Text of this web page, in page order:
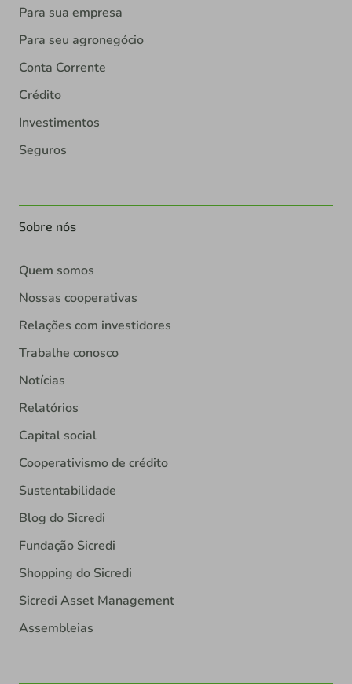
Para sua empresa
Para seu agronegócio
Conta Corrente
Crédito
Investimentos
Seguros
Sobre nós
Quem somos
Nossas cooperativas
Relações com investidores
Trabalhe conosco
Notícias
Relatórios
Capital social
Cooperativismo de crédito
Sustentabilidade
Blog do Sicredi
Fundação Sicredi
Shopping do Sicredi
Sicredi Asset Management
Assembleias